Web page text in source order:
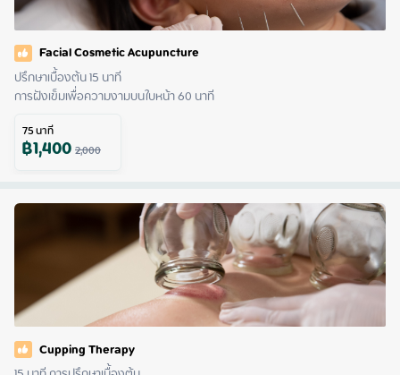
Facial Cosmetic Acupuncture
ปรึกษาเบื้องต้น 15 นาที
การฝังเข็มเพื่อความงามบนใบหน้า 60 นาที
75นาที
฿1,4002,000
Cupping Therapy